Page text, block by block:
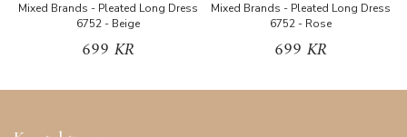
Mixed Brands - Pleated Long Dress
6752 - Beige
699 KR
Mixed Brands - Pleated Long Dress
6752 - Rose
699 KR